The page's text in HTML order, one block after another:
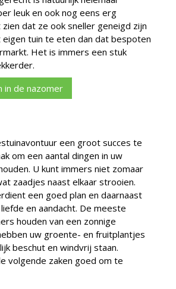
leuk en ook nog eens erg
dat ze ook sneller geneigd zijn
tuin te eten dan dat bespoten
Het is immers een stuk
in de nazomer
een groot succes te
om een aantal dingen in uw
U kunt immers niet zomaar
zaadjes naast elkaar strooien.
een goed plan en daarnaast
en aandacht. De meeste
houden van een zonnige
uw groente- en fruitplantjes
beschut en windvrij staan.
volgende zaken goed om te